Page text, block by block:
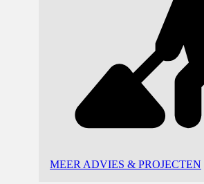
MEER ADVIES & PROJECTEN